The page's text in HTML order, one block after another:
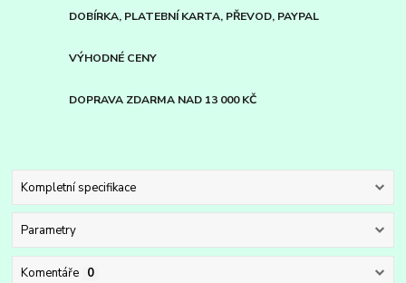
DOBÍRKA, PLATEBNÍ KARTA, PŘEVOD, PAYPAL
VÝHODNÉ CENY
DOPRAVA ZDARMA NAD 13 000 KČ
Kompletní specifikace
Parametry
Komentáře 0